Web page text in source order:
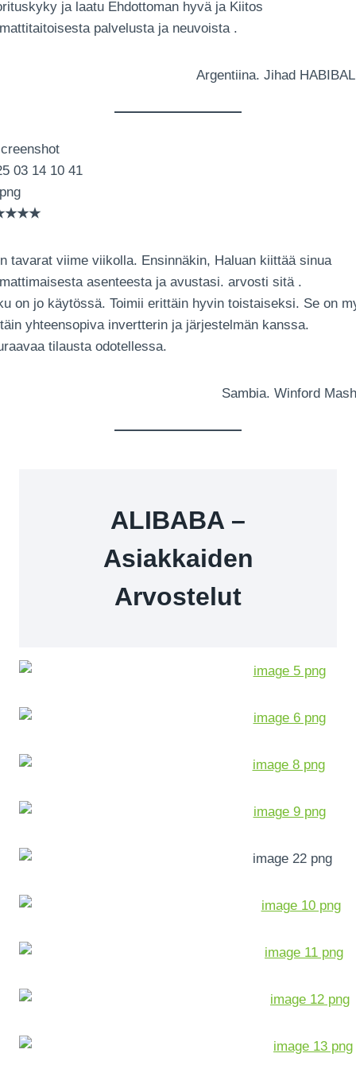
ja laatu Ehdottoman hyvä ja Kiitos
palvelusta ja neuvoista .
Argentiina. Jihad
tavarat viime viikolla. Ensinnäkin, Haluan kiittää sinua
asenteesta ja avustasi. arvosti sitä .
on jo käytössä. Toimii erittäin hyvin toistaiseksi. Se on
yhteensopiva invertterin ja järjestelmän kanssa.
tilausta odotellessa.
Sambia. Winford
ALIBABA –
Asiakkaiden
Arvostelut